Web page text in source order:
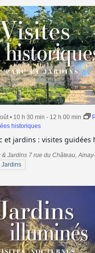
et jardins : visites guidées
• 10 h 30 min - 12 h 00 min
historiques
& Jardins 7 rue du Château,
Jardins